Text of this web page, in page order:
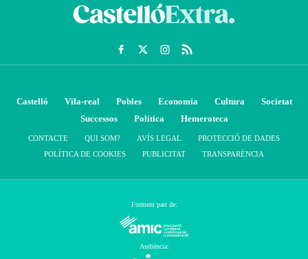
Castelló Vila-real Pobles Economía Cultura
Societat
Successos
Política Hemeroteca
CONTACTE QUI SOM? AVÍS LEGAL
PROTECCIÓ DE DADES
POLÍTICA DE COOKIES
PUBLICITAT TRANSPARÈNCIA
Formem part de:
Audiència: